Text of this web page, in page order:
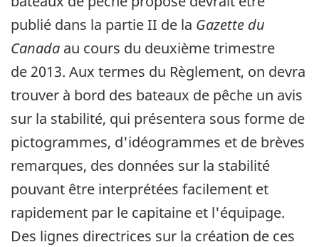
publié dans la partie II de la Gazette du
Canada au cours du deuxième trimestre
de 2013. Aux termes du Règlement, on devra
trouver à bord des bateaux de pêche un avis
sur la stabilité, qui présentera sous forme de
pictogrammes, d'idéogrammes et de brèves
remarques, des données sur la stabilité
pouvant être interprétées facilement et
rapidement par le capitaine et l'équipage.
Des lignes directrices sur la création de ces